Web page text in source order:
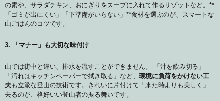
の素や、サラダチキン、おにぎりをスープに入れて作るリゾットなど。**
「ゴミが出にくい」「下準備がいらない」**食材を選ぶのが、スマートな
山ごはんのコツです。
3. 「マナー」も大切な味付け
山では街中と違い、排水を流すことができません。 「汁を飲み切る」
「汚れはキッチンペーパーで拭き取る」など、 環境に負荷をかけない工
夫も立派な登山の技術です。きれいに片付けて「来た時よりも美しく」
去るのが、格好いい登山者の振る舞いです。